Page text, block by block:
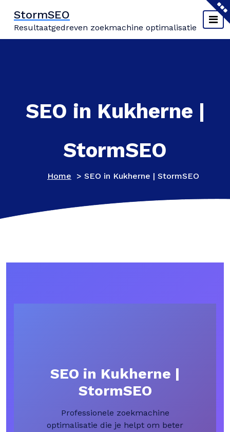
inhoud
springen
StormSEO
Resultaatgedreven zoekmachine optimalisatie
SEO in Kukherne |
StormSEO
Home > SEO in Kukherne | StormSEO
SEO in Kukherne |
StormSEO
Professionele zoekmachine
optimalisatie die je helpt om beter